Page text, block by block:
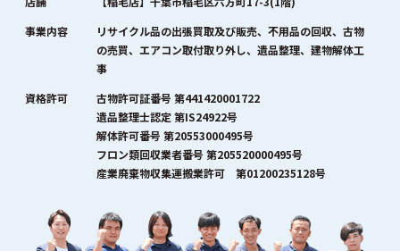
事業内容
リサイクル品の出張買取及び販売、不用品の回収、古物
の売買、エアコン取付取り外し、遺品整理、建物解体工
事
資格許可
古物許可証番号 第441420001722
遺品整理士認定 第IS24922号
解体許可番号 第20553000495号
フロン類回収業者番号 第205520000495号
産業廃棄物収集運搬業許可 第01200235128号